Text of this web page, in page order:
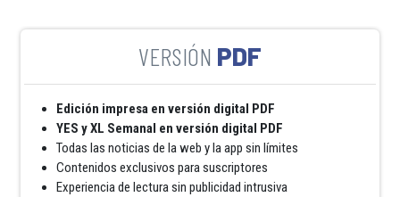
PDF
Edición impresa en versión digital PDF
YES y XL Semanal en versión digital PDF
Todas las noticias de la web y la app sin límites
Contenidos exclusivos para suscriptores
Experiencia de lectura sin publicidad intrusiva